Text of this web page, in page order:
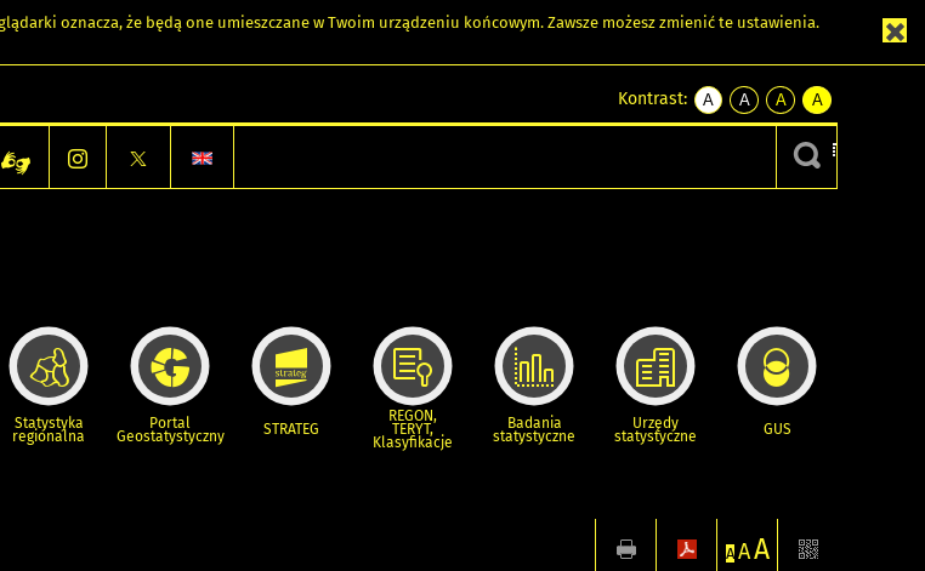
oznacza, że będą one umieszczane w Twoim urządzeniu końcowym. Zawsze możesz zmienić te ustawienia.
Kontrast:
A
kontrast
A
kontrast
czarnym
A
kontrast
żółty
tekst
czarnym
A
kontrast
czarny
tekst
żółtym
Statystyka
regionalna
Portal
Geostatystyczny STRATEG
REGON,
TERYT,
Klasyfikacje
Badania
statystyczne
Urzędy
statystyczne GUS
A AA